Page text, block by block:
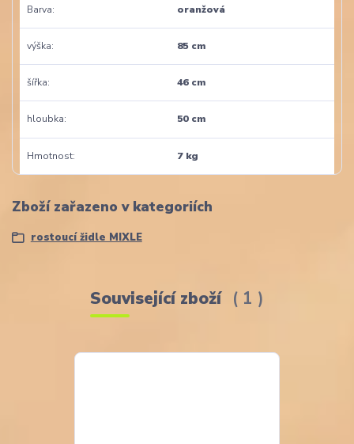
Barva oranžová
výška 85 cm
šířka 46 cm
hloubka 50 cm
Hmotnost 7 kg
Zboží zařazeno v kategoriích
rostoucí židle MIXLE
Související zboží 1